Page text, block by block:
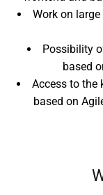
Work on
Possibility
based
Access to the
based on